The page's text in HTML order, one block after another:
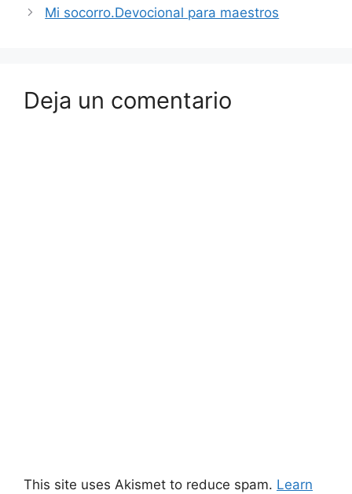
Mi socorro.Devocional para maestros
Deja un comentario
This site uses Akismet to reduce spam. Learn